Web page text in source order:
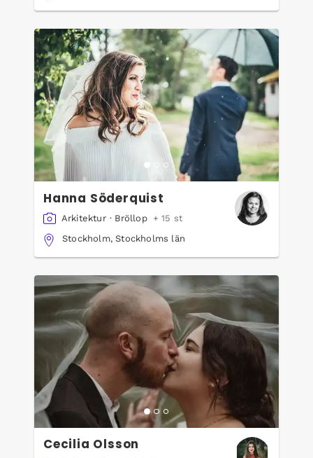
Hanna Söderquist
Arkitektur · Bröllop
+ 15 st
Stockholm, Stockholms län
Cecilia Olsson